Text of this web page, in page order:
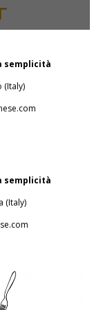
semplicità
(Italy)
semplicità
(Italy)